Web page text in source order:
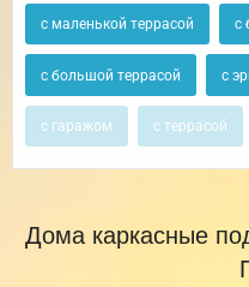
с маленькой террасой с
с большой террасой с
с гаражом с террасой
Дома каркасные